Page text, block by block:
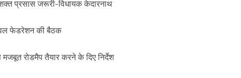
प्रसास जरूरी-विधायक केदारनाथ
फेडरेशन की बैठक
रोडमैप तैयार करने के दिए निर्देश